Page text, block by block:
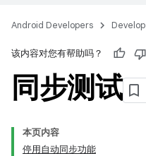
Android Developers Develop
该内容对您有帮助吗？
同步测试
本页内容
停用自动同步功能